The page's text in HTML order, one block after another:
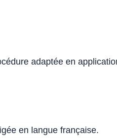
adaptée en
en langue française.